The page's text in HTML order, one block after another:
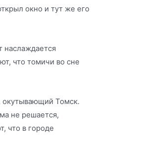
окно и тут же его
наслаждается
что томичи во сне
окутывающий Томск.
не решается,
что в городе